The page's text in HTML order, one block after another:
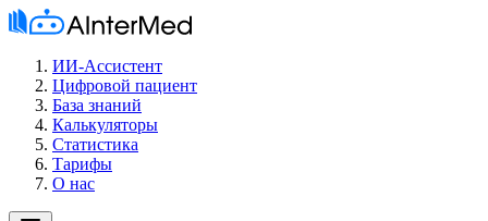
ИИ-Ассистент
Цифровой пациент
База знаний
Калькуляторы
Статистика
Тарифы
О нас